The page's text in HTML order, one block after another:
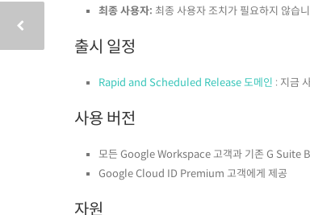
최종 사용자: 최종 사용자 조치가 필요하지 않습
출시 일정
Rapid and Scheduled Release 도메인 : 지금
사용 버전
모든 Google Workspace 고객과 기존 G Suite
Google Cloud ID Premium 고객에게 제공
자원